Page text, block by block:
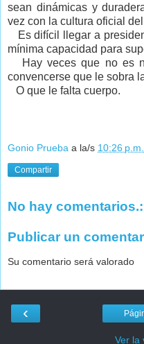
sean dinámicas y
vez con la cultura oficial
Es difícil llegar a
mínima capacidad para
Hay veces que no es
convencerse que le sobra
O que le falta cuerpo.
Gonio Prueba a la/s 10:26 p.m.
Compartir
No hay comentarios.:
Publicar un
Su comentario será valorado
‹
Ver la